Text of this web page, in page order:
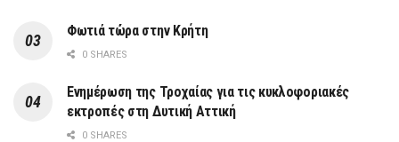
Φωτιά τώρα στην Κρήτη
0 SHARES
Ενημέρωση της Τροχαίας για τις κυκλοφοριακές
εκτροπές στη Δυτική Αττική
0 SHARES